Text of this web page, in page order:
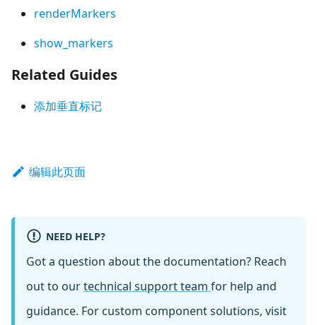
renderMarkers
show_markers
Related Guides
添加垂直标记
编辑此页面
NEED HELP?
Got a question about the documentation? Reach
out to ourtechnical support team for help and
guidance. For custom component solutions, visit